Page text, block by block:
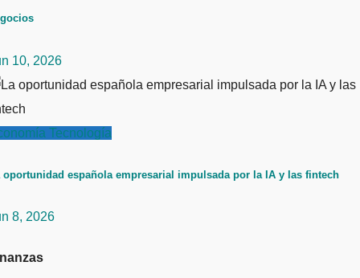
10, 2026
Tecnología
oportunidad española empresarial impulsada por la IA y las fintech
8, 2026